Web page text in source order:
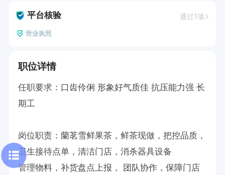
平台核验 通过1项
营业执照
职位详情
任职要求：口齿伶俐 形象好气质佳 抗压能力强 长
期工
岗位职责：蘭茗雪鲜果茶，鲜茶现做，把控品质，
卫生接待点单，清洁门店，消杀器具设备
管理物料，补货盘点上报， 团队协作，保障门店